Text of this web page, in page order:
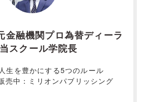
金融機関プロ為替ディーラ
スクール学院長
生を豊かにする5つのルール
売中：ミリオンパブリッシング